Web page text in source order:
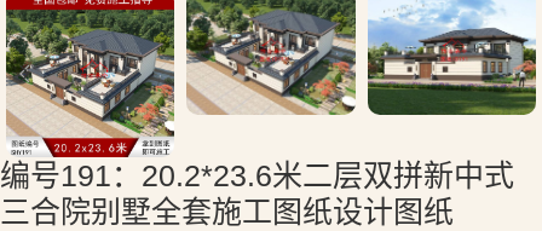
编号191：20.2*23.6米二层双拼新中式
三合院别墅全套施工图纸设计图纸